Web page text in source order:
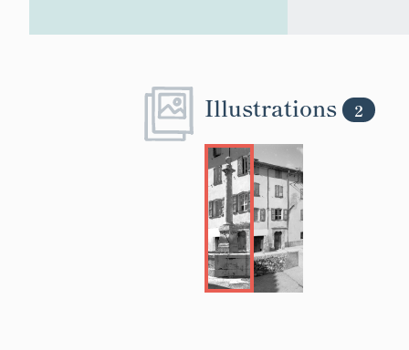
située
Bernardin
Illustrations 2